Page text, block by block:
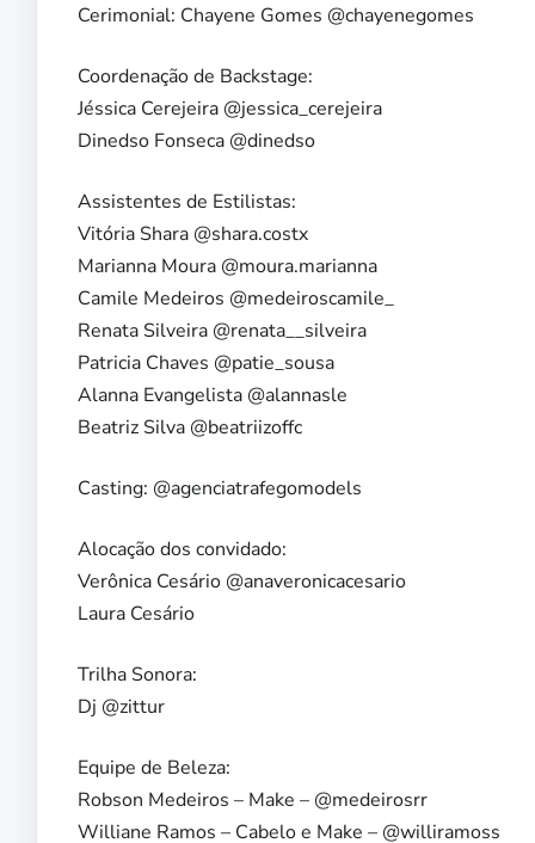
Cerimonial: Chayene Gomes @chayenegomes
Coordenação de Backstage:
Jéssica Cerejeira @jessica_cerejeira
Dinedso Fonseca @dinedso
Assistentes de Estilistas:
Vitória Shara @shara.costx
Marianna Moura @moura.marianna
Camile Medeiros @medeiroscamile_
Renata Silveira @renata__silveira
Patricia Chaves @patie_sousa
Alanna Evangelista @alannasle
Beatriz Silva @beatriizoffc
Casting: @agenciatrafegomodels
Alocação dos convidado:
Verônica Cesário @anaveronicacesario
Laura Cesário
Trilha Sonora:
Dj @zittur
Equipe de Beleza:
Robson Medeiros – Make – @medeirosrr
Williane Ramos – Cabelo e Make – @williramoss